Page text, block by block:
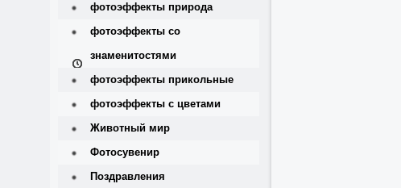
фотоэффекты природа
фотоэффекты со
знаменитостями
фотоэффекты прикольные
фотоэффекты с цветами
Животный мир
Фотосувенир
Поздравления